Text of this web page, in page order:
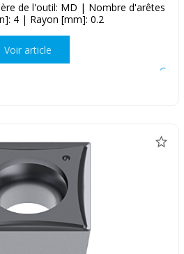
de l'outil: MD | Nombre d'arêtes
4 | Rayon [mm]: 0.2
Voir article